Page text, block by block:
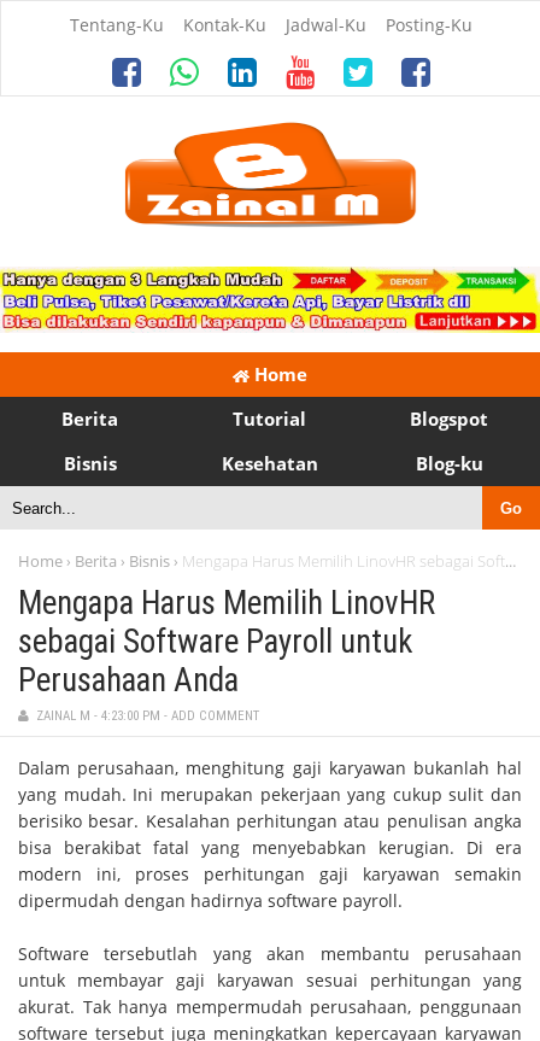
Tentang-Ku Kontak-Ku Jadwal-Ku Posting-Ku
Home
Berita
Tutorial
Blogspot
Bisnis
Kesehatan Blog-ku
Home › Berita › Bisnis › Mengapa Harus Memilih LinovHR sebagai Software Payroll untuk Perusahaan Anda
Mengapa Harus Memilih LinovHR
sebagai Software Payroll untuk
Perusahaan Anda
ZAINAL M - 4:23:00 PM - ADD COMMENT
Dalam perusahaan, menghitung gaji karyawan bukanlah hal
yang mudah. Ini merupakan pekerjaan yang cukup sulit dan
berisiko besar. Kesalahan perhitungan atau penulisan angka
bisa berakibat fatal yang menyebabkan kerugian. Di era
modern ini, proses perhitungan gaji karyawan semakin
dipermudah dengan hadirnya software payroll.
Software tersebutlah yang akan membantu perusahaan
untuk membayar gaji karyawan sesuai perhitungan yang
akurat. Tak hanya mempermudah perusahaan, penggunaan
software tersebut juga meningkatkan kepercayaan karyawan